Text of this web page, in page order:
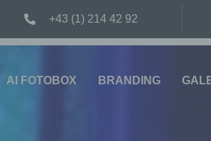
+43 (1) 214 42 92
AI FOTOBOX BRANDING